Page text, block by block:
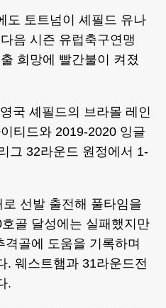
도 토트넘이 셰필드 유나
음 시즌 유럽축구연맹
희망에 빨간불이 켜졌
국 셰필드의 브라몰 레인
티드와 2019-2020 잉글
그 32라운드 원정에서 1-
선발 출전해 풀타임을
골 달성에는 실패했지만
골에 도움을 기록하며
. 웨스트햄과 31라운드전
.